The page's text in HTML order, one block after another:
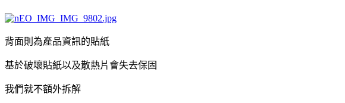
背面則為產品資訊的貼紙
基於破壞貼紙以及散熱片會失去保固
我們就不額外拆解